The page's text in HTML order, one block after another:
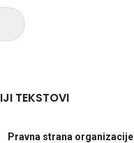
TEKSTOVI
Pravna strana organizacije